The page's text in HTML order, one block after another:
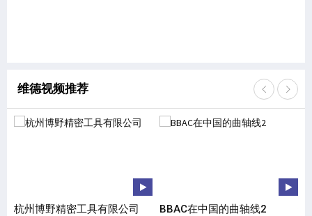
维德视频推荐
杭州博野精密工具有限公司 BBAC在中国的曲轴线2